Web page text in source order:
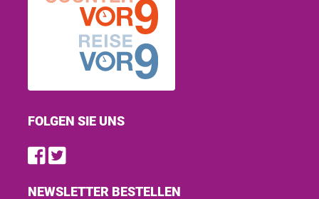
FOLGEN SIE UNS
Find us on Facebook
Follow us on Twitter
NEWSLETTER BESTELLEN